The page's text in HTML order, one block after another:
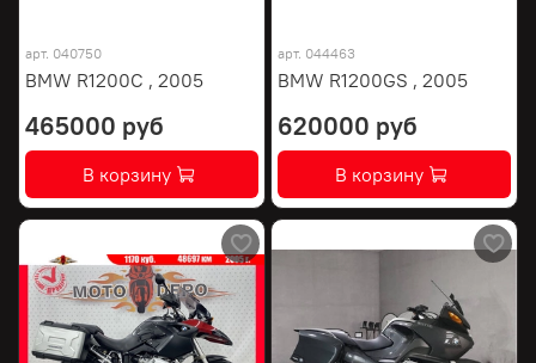
арт. 040750
BMW R1200C , 2005
465000 руб
В корзину
арт. 044463
BMW R1200GS , 2005
620000 руб
В корзину